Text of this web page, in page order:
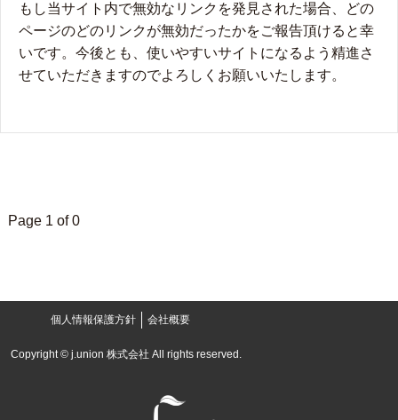
もし当サイト内で無効なリンクを発見された場合、どの
ページのどのリンクが無効だったかをご報告頂けると幸
いです。今後とも、使いやすいサイトになるよう精進さ
せていただきますのでよろしくお願いいたします。
Page 1 of 0
個人情報保護方針 会社概要
Copyright © j.union 株式会社 All rights reserved.